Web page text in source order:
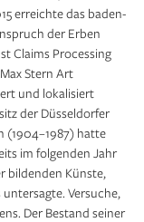
erreichte das baden-
der Erben
Claims Processing
Stern Art
und lokalisiert
der Düsseldorfer
(1904–1987) hatte
im folgenden Jahr
bildenden Künste,
Versuche,
Der Bestand seiner